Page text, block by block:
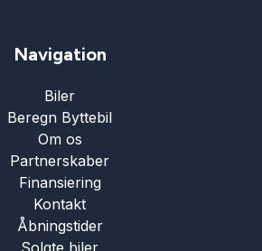
Navigation
Biler
Beregn Byttebil
Om os
Partnerskaber
Finansiering
Kontakt
Åbningstider
Solgte biler